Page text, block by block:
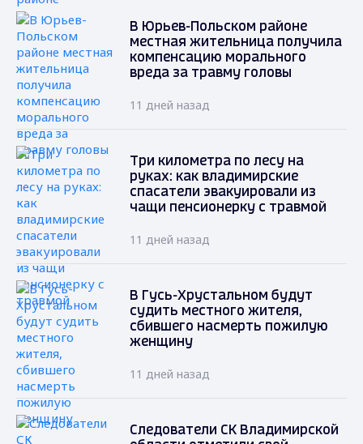
В Юрьев-Польском районе
местная жительница получила
компенсацию морального
вреда за травму головы
11 дней назад
Три километра по лесу на
руках: как владимирские
спасатели эвакуировали из
чащи пенсионерку с травмой
11 дней назад
В Гусь-Хрустальном будут
судить местного жителя,
сбившего насмерть пожилую
женщину
11 дней назад
Следователи СК Владимирской